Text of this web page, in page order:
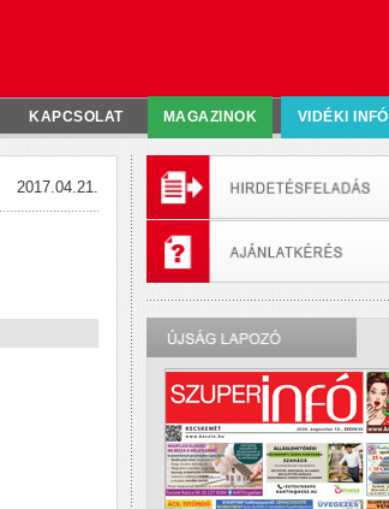
KAPCSOLAT MAGAZINOK VIDÉKI INFÓ
2017.04.21.